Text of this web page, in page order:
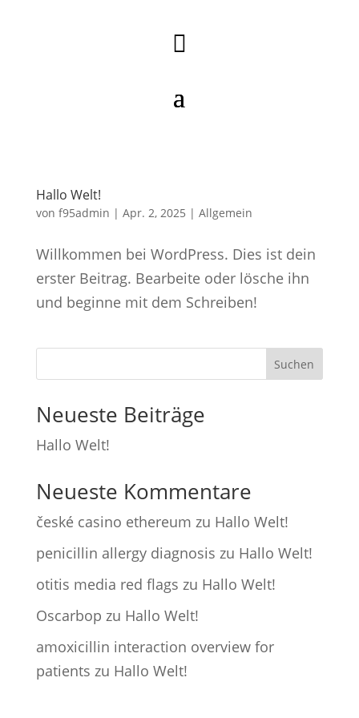

Hallo Welt!
von f95admin | Apr. 2, 2025 | Allgemein
Willkommen bei WordPress. Dies ist dein
erster Beitrag. Bearbeite oder lösche ihn
und beginne mit dem Schreiben!
Suchen
Neueste Beiträge
Hallo Welt!
Neueste Kommentare
české casino ethereum zu Hallo Welt!
penicillin allergy diagnosis zu Hallo Welt!
otitis media red flags zu Hallo Welt!
Oscarbop zu Hallo Welt!
amoxicillin interaction overview for
patients zu Hallo Welt!